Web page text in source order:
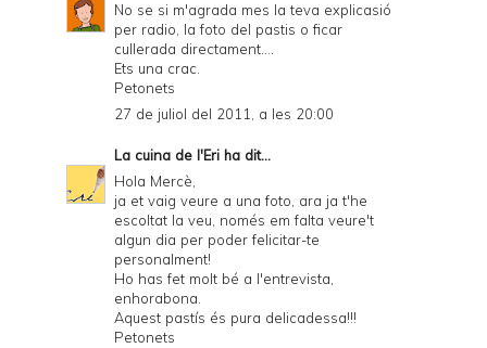
No se si m'agrada mes la teva explicasió
per radio, la foto del pastis o ficar
cullerada directament....
Ets una crac.
Petonets
27 de juliol del 2011, a les 20:00
La cuina de l'Eri ha dit...
Hola Mercè,
ja et vaig veure a una foto, ara ja t'he
escoltat la veu, només em falta veure't
algun dia per poder felicitar-te
personalment!
Ho has fet molt bé a l'entrevista,
enhorabona.
Aquest pastís és pura delicadessa!!!
Petonets